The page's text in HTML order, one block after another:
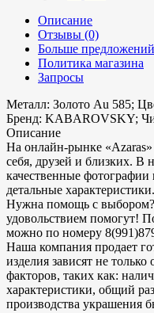
Описание
Отзывы (0)
Больше предложений
Политика магазина
Запросы
Металл: Золото Au 585;
Бренд: KABAROVSKY;
Описание
На онлайн-рынке
себя, друзей и близких. В
качественные
детальные характеристики.
Нужна помощь с
удовольствием помогут!
можно по номеру
Наша компания продает
изделия зависят не
факторов, таких как:
характеристики, общий
производства